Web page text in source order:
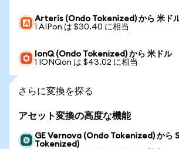
Arteris (Ondo Tokenized) から 米ド
1 AIPon は $30.40 に相当
IonQ (Ondo Tokenized) から 米ドル
1 IONQon は $43.02 に相当
さらに変換を探る
アセット変換の高度な機能
GE Vernova (Ondo Tokenized) から
Tokenized)